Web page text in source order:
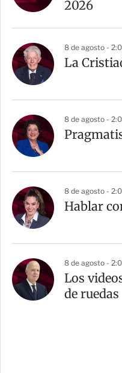
2026
8 de agosto -
La
8 de agosto -
8 de agosto -
Hablar
8 de agosto -
Los
de ruedas